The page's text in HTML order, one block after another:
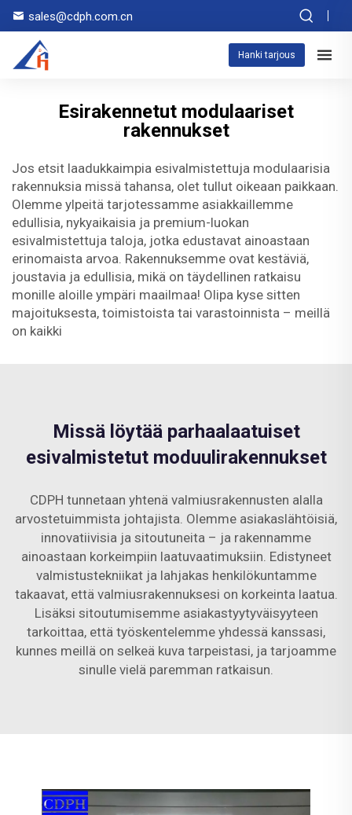
sales@cdph.com.cn
Hanki tarjous
Esirakennetut modulaariset
rakennukset
Jos etsit laadukkaimpia esivalmistettuja modulaarisia
rakennuksia missä tahansa, olet tullut oikeaan paikkaan.
Olemme ylpeitä tarjotessamme asiakkaillemme
edullisia, nykyaikaisia ja premium-luokan
esivalmistettuja taloja, jotka edustavat ainoastaan
erinomaista arvoa. Rakennuksemme ovat kestäviä,
joustavia ja edullisia, mikä on täydellinen ratkaisu
monille aloille ympäri maailmaa! Olipa kyse sitten
majoituksesta, toimistoista tai varastoinnista – meillä
on kaikki
Missä löytää parhaalaatuiset
esivalmistetut moduulirakennukset
CDPH tunnetaan yhtenä valmiusrakennusten alalla
arvostetuimmista johtajista. Olemme asiakaslähtöisiä,
innovatiivisia ja sitoutuneita – ja rakennamme
ainoastaan korkeimpiin laatuvaatimuksiin. Edistyneet
valmistustekniikat ja lahjakas henkilökuntamme
takaavat, että valmiusrakennuksesi on korkeinta laatua.
Lisäksi sitoutumisemme asiakastyytyväisyyteen
tarkoittaa, että työskentelemme yhdessä kanssasi,
kunnes meillä on selkeä kuva tarpeistasi, ja tarjoamme
sinulle vielä paremman ratkaisun.